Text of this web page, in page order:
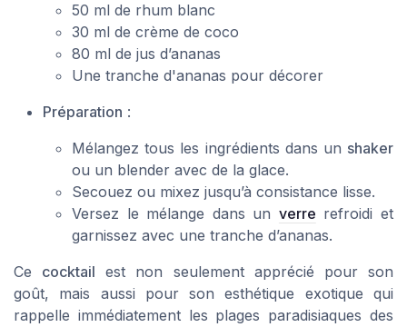
50 ml de rhum blanc
30 ml de crème de coco
80 ml de jus d’ananas
Une tranche d'ananas pour décorer
Préparation :
Mélangez tous les ingrédients dans un shaker
ou un blender avec de la glace.
Secouez ou mixez jusqu’à consistance lisse.
Versez le mélange dans un verre refroidi et
garnissez avec une tranche d’ananas.
Ce cocktail est non seulement apprécié pour son
goût, mais aussi pour son esthétique exotique qui
rappelle immédiatement les plages paradisiaques des